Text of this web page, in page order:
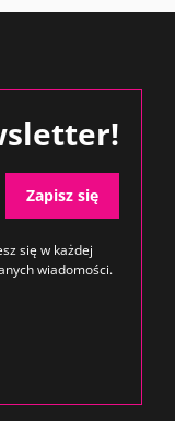
Zapisz się
się w każdej
wiadomości.